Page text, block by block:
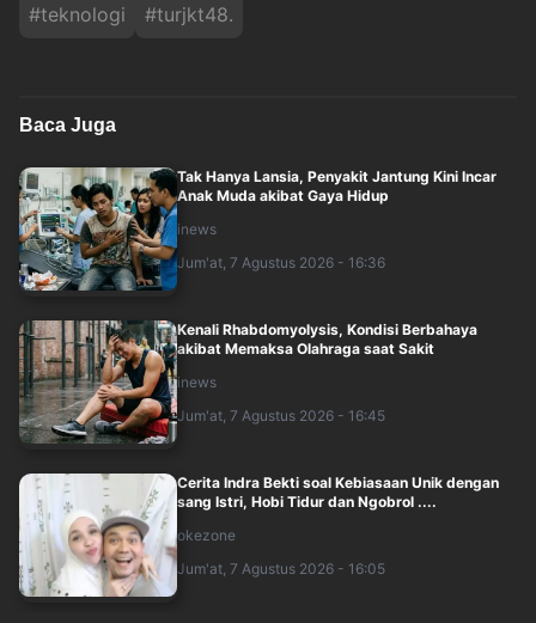
#teknologi #turjkt48.
Baca Juga
Tak Hanya Lansia, Penyakit Jantung Kini Incar
Anak Muda akibat Gaya Hidup
inews
Jum'at, 7 Agustus 2026 - 16:36
Kenali Rhabdomyolysis, Kondisi Berbahaya
akibat Memaksa Olahraga saat Sakit
inews
Jum'at, 7 Agustus 2026 - 16:45
Cerita Indra Bekti soal Kebiasaan Unik dengan
sang Istri, Hobi Tidur dan Ngobrol ....
okezone
Jum'at, 7 Agustus 2026 - 16:05